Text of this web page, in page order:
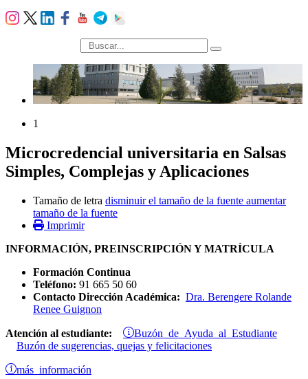
búsqueda
1
Microcredencial universitaria en Salsas
Simples, Complejas y Aplicaciones
Tamaño de letra disminuir el tamaño de la fuente aumentar
tamaño de la fuente
Imprimir
INFORMACIÓN, PREINSCRIPCIÓN Y MATRÍCULA
Formación Continua
Teléfono: 91 665 50 60
Contacto Dirección Académica: Dra. Berengere Rolande
Renee Guignon
Atención al estudiante: Buzón de Ayuda al Estudiante
Buzón de sugerencias, quejas y felicitaciones
más información